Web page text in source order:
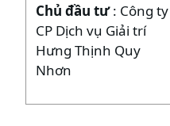
Chủ đầu tư: Công ty
CP Dịch vụ Giải trí
Hưng Thịnh Quy
Nhơn